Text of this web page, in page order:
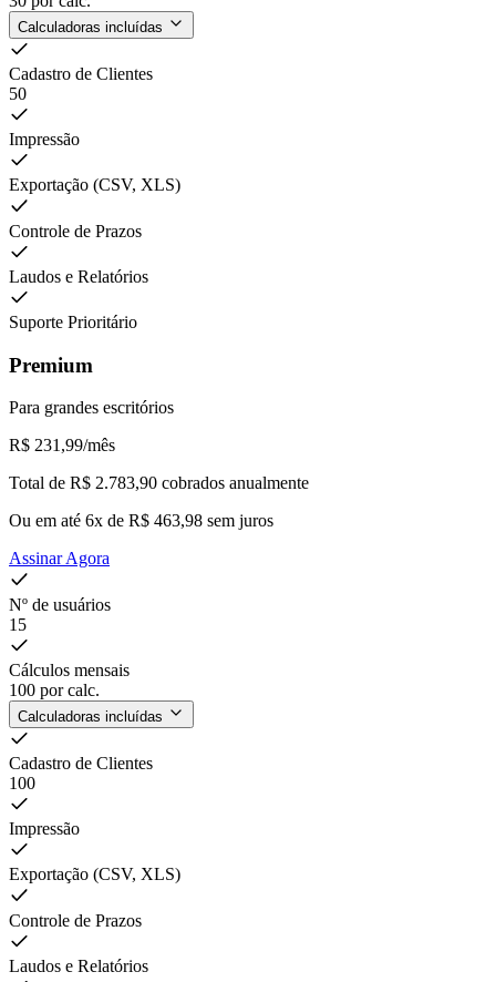
Calculadoras incluídas
Cadastro de Clientes
50
Impressão
Exportação (CSV, XLS)
Controle de Prazos
Laudos e Relatórios
Suporte Prioritário
Premium
Para grandes escritórios
R$ 231,99/mês
Total de R$ 2.783,90 cobrados anualmente
Ou em até 6x de R$ 463,98 sem juros
Assinar Agora
Nº de usuários
15
Cálculos mensais
100 por calc.
Calculadoras incluídas
Cadastro de Clientes
100
Impressão
Exportação (CSV, XLS)
Controle de Prazos
Laudos e Relatórios